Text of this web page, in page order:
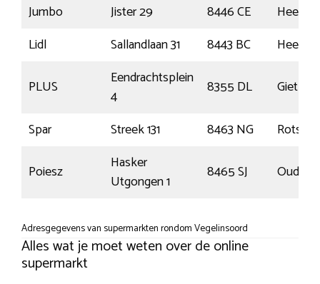
Jumbo
Jister 29 8446 CE
Lidl
Sallandlaan 31 8443 BC
PLUS
Eendrachtsplein
4
8355 DL
Spar
Streek 131 8463 NG
Poiesz
Hasker
Utgongen 1
8465 SJ
Adresgegevens van supermarkten rondom Vegelinsoord
Alles wat je moet weten over de online
supermarkt